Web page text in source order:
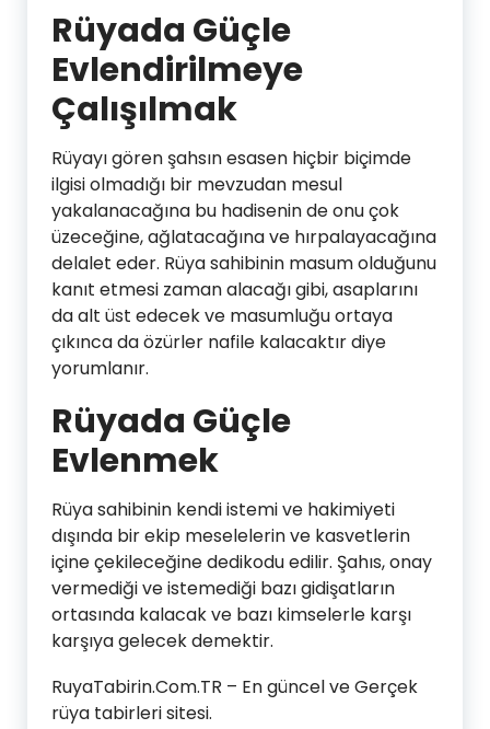
Rüyada Güçle
Evlendirilmeye
Çalışılmak
Rüyayı gören şahsın esasen hiçbir biçimde
ilgisi olmadığı bir mevzudan mesul
yakalanacağına bu hadisenin de onu çok
üzeceğine, ağlatacağına ve hırpalayacağına
delalet eder. Rüya sahibinin masum olduğunu
kanıt etmesi zaman alacağı gibi, asaplarını
da alt üst edecek ve masumluğu ortaya
çıkınca da özürler nafile kalacaktır diye
yorumlanır.
Rüyada Güçle
Evlenmek
Rüya sahibinin kendi istemi ve hakimiyeti
dışında bir ekip meselelerin ve kasvetlerin
içine çekileceğine dedikodu edilir. Şahıs, onay
vermediği ve istemediği bazı gidişatların
ortasında kalacak ve bazı kimselerle karşı
karşıya gelecek demektir.
RuyaTabirin.Com.TR – En güncel ve Gerçek
rüya tabirleri sitesi.